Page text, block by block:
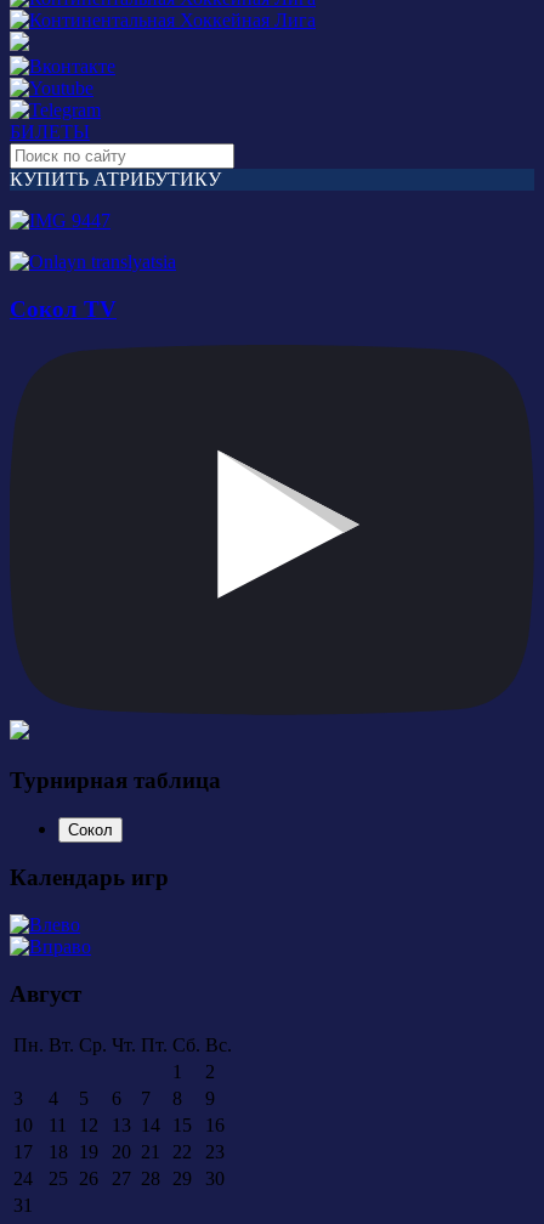
БИЛЕТЫ
КУПИТЬ АТРИБУТИКУ
Сокол TV
Турнирная таблица
Сокол
Календарь игр
Август
Пн. Вт. Ср. Чт. Пт. Сб. Вс.
1
2
3
4 5 6 7 8
9
10
11 12 13 14 15
16
17
18 19 20 21 22
23
24
25 26 27 28 29
30
31